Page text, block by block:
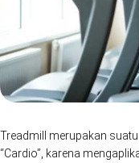
Treadmill merupakan
“Cardio”, karena